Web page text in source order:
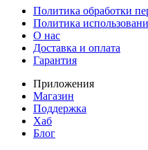
Политика обработки
Политика
О нас
Доставка и оплата
Гарантия
Приложения
Магазин
Поддержка
Хаб
Блог